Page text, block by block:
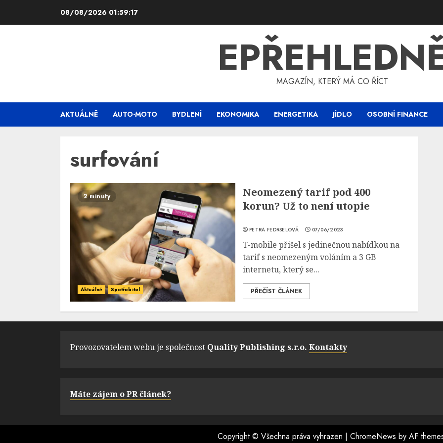
08/08/2026 01:59:17
MAGAZÍN, KTERÝ MÁ CO ŘÍCT
AKTUÁLNĚ AUTO-MOTO BYDLENÍ EKONOMIKA ENERGETIKA JÍDLO OSOBNÍ FINANCE
surfování
2 minuty
Aktuálně Spotřebitel
Neomezený tarif pod 400
korun? Už to není utopie
PETRA FEDRSELOVÁ 07/06/2023
T-mobile přišel s jedinečnou nabídkou na
tarif s neomezeným voláním a 3 GB
internetu, který se...
PŘEČÍST ČLÁNEK
Provozovatelem webu je společnost Quality Publishing s.r.o. Kontakty
Máte zájem o PR článek?
Copyright © Všechna práva vyhrazen | ChromeNews by AF